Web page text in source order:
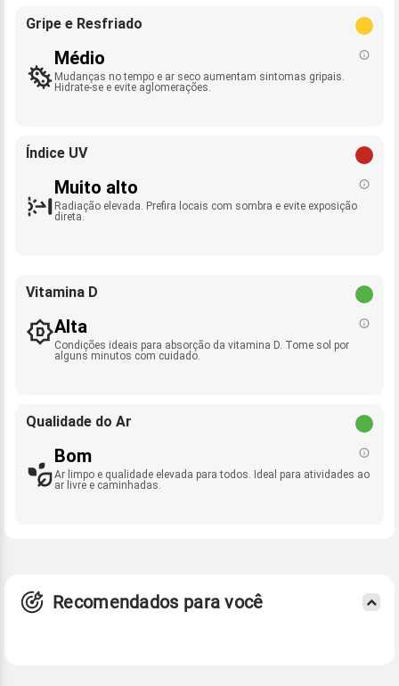
Gripe e Resfriado
Médio
Mudanças no tempo e ar seco aumentam sintomas gripais.
Hidrate-se e evite aglomerações.
Índice UV
Muito alto
Radiação elevada. Prefira locais com sombra e evite exposição
direta.
Vitamina D
Alta
Condições ideais para absorção da vitamina D. Tome sol por
alguns minutos com cuidado.
Qualidade do Ar
Bom
Ar limpo e qualidade elevada para todos. Ideal para atividades ao
ar livre e caminhadas.
Recomendados para você